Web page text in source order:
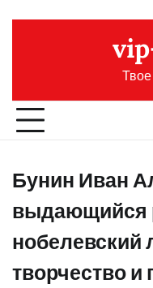
Бунин Иван
выдающийся
нобелевский
творчество и